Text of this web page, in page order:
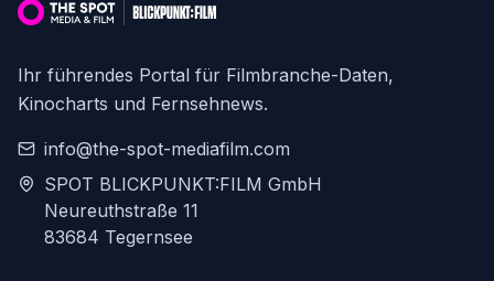
Ihr führendes Portal für Filmbranche-Daten,
Kinocharts und Fernsehnews.
info@the-spot-mediafilm.com
SPOT BLICKPUNKT:FILM GmbH
Neureuthstraße 11
83684 Tegernsee